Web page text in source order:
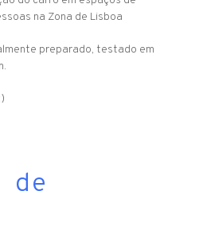
na Zona de Lisboa
preparado, testado em
de